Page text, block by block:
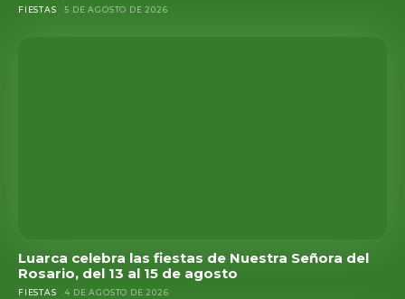
FIESTAS 5 DE AGOSTO DE 2026
Luarca celebra las fiestas de Nuestra Señora del
Rosario, del 13 al 15 de agosto
FIESTAS 4 DE AGOSTO DE 2026